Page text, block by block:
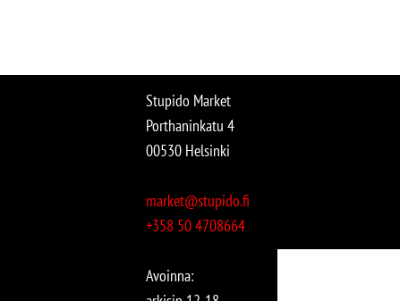
Stupido Market
Porthaninkatu 4
00530 Helsinki
market@stupido.fi
+358 50 4708664
Avoinna: